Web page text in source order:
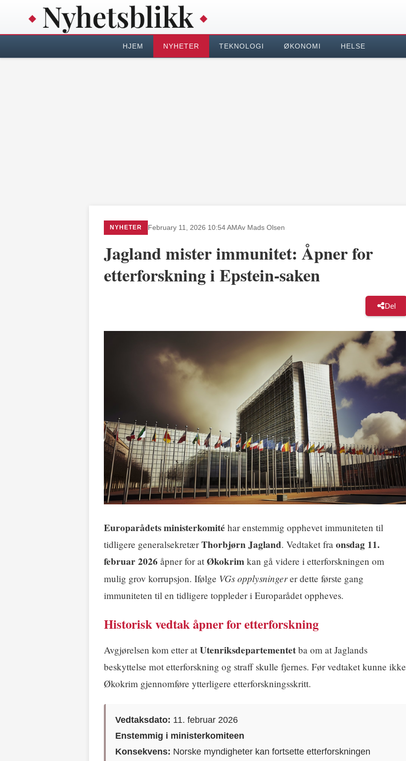
HJEM NYHETER TEKNOLOGI ØKONOMI HELSE
NYHETER February 11, 2026 10:54 AMAv Mads Olsen
Jagland mister immunitet: Åpner for
etterforskning i Epstein-saken
Del
Europarådets ministerkomité har enstemmig opphevet immuniteten til
tidligere generalsekretærThorbjørn Jagland. Vedtaket fra onsdag 11.
februar 2026 åpner for at Økokrim kan gå videre i etterforskningen om
mulig grov korrupsjon. Ifølge VGs opplysningerer dette første gang
immuniteten til en tidligere toppleder i Europarådet oppheves.
Historisk vedtak åpner for etterforskning
Avgjørelsen kom etter at Utenriksdepartementet ba om at Jaglands
beskyttelse mot etterforskning og straff skulle fjernes. Før vedtaket kunne ikke
Økokrim gjennomføre ytterligere etterforskningsskritt.
Vedtaksdato: 11. februar 2026
Enstemmig i ministerkomiteen
Konsekvens: Norske myndigheter kan fortsette etterforskningen